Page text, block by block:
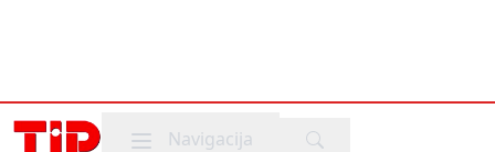
Mobile menu
Navigacija